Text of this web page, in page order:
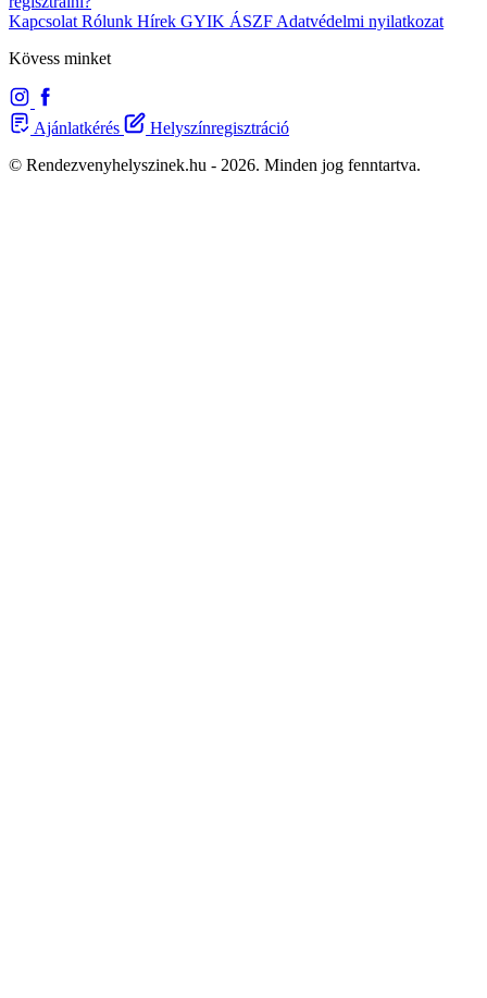
Kapcsolat Rólunk Hírek GYIK ÁSZF Adatvédelmi nyilatkozat
Kövess minket
Ajánlatkérés
Helyszínregisztráció
© Rendezvenyhelyszinek.hu - 2026. Minden jog fenntartva.